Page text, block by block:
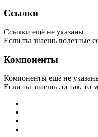
Ссылки
Ссылки ещё не указаны.
Если ты знаешь полезные
Компоненты
Компоненты ещё не
Если ты знаешь состав, то